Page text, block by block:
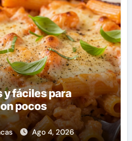
y fáciles para
pocos
Ago 4, 2026